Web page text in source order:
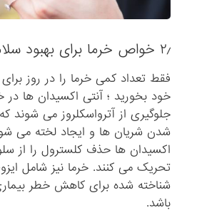
۲٫ خواص خرما برای بهبود سلامت قلب:
فقط تعداد کمی خرما را در روز
خود بخورید ؛ آنتی اکسیدان ها در
جلوگیری از آترواسکلروز می
شدن شریان ها و ایجاد لخته می
اکسیدان ها حذف کلسترول را از
تحریک می کنند. خرما نیز شامل
شناخته شده برای کاهش خطر
باشد.